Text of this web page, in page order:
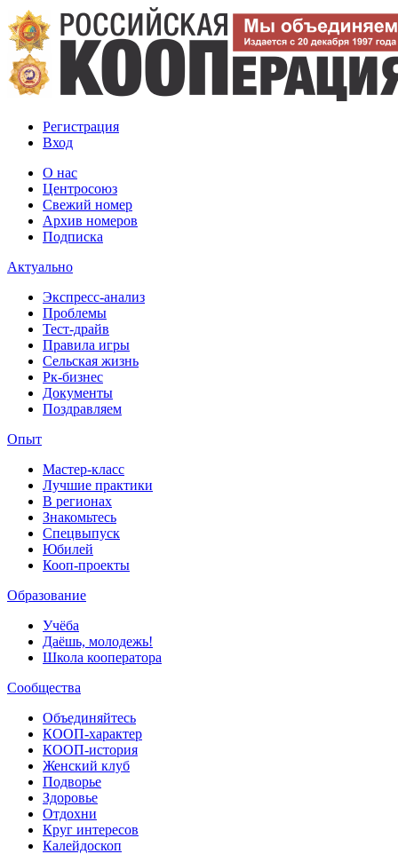
Регистрация
Вход
О нас
Центросоюз
Свежий номер
Архив номеров
Подписка
Актуально
Экспресс-анализ
Проблемы
Тест-драйв
Правила игры
Сельская жизнь
Рк-бизнес
Документы
Поздравляем
Опыт
Мастер-класс
Лучшие практики
В регионах
Знакомьтесь
Спецвыпуск
Юбилей
Кооп-проекты
Образование
Учёба
Даёшь, молодежь!
Школа кооператора
Сообщества
Объединяйтесь
КООП-характер
КООП-история
Женский клуб
Подворье
Здоровье
Отдохни
Круг интересов
Калейдоскоп